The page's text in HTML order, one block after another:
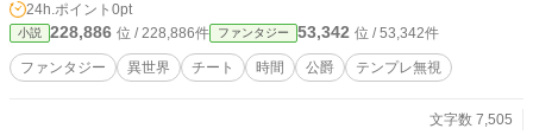
24h.ポイント 0pt
小説 228,886 位 / 228,886件 ファンタジー 53,342 位 / 53,342件
ファンタジー 異世界 チート 時間 公爵 テンプレ無視
文字数 7,505